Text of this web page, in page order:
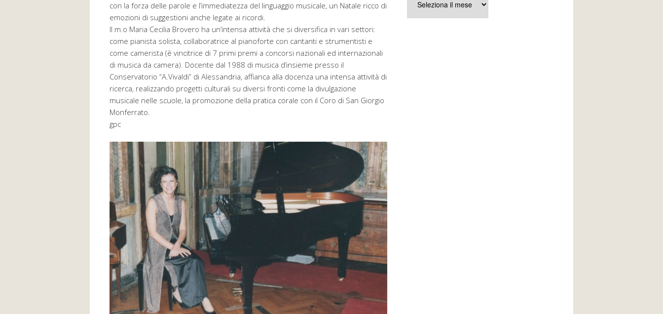
con la forza delle parole e l’immediatezza del linguaggio musicale, un Natale ricco di
emozioni di suggestioni anche legate ai ricordi.
Il m.o Maria Cecilia Brovero ha un’intensa attività che si diversifica in vari settori:
come pianista solista, collaboratrice al pianoforte con cantanti e strumentisti e
come camerista (è vincitrice di 7 primi premi a concorsi nazionali ed internazionali
di musica da camera). Docente dal 1988 di musica d’insieme presso il
Conservatorio “A.Vivaldi” di Alessandria, affianca alla docenza una intensa attività di
ricerca, realizzando progetti culturali su diversi fronti come la divulgazione
musicale nelle scuole, la promozione della pratica corale con il Coro di San Giorgio
Monferrato.
gpc